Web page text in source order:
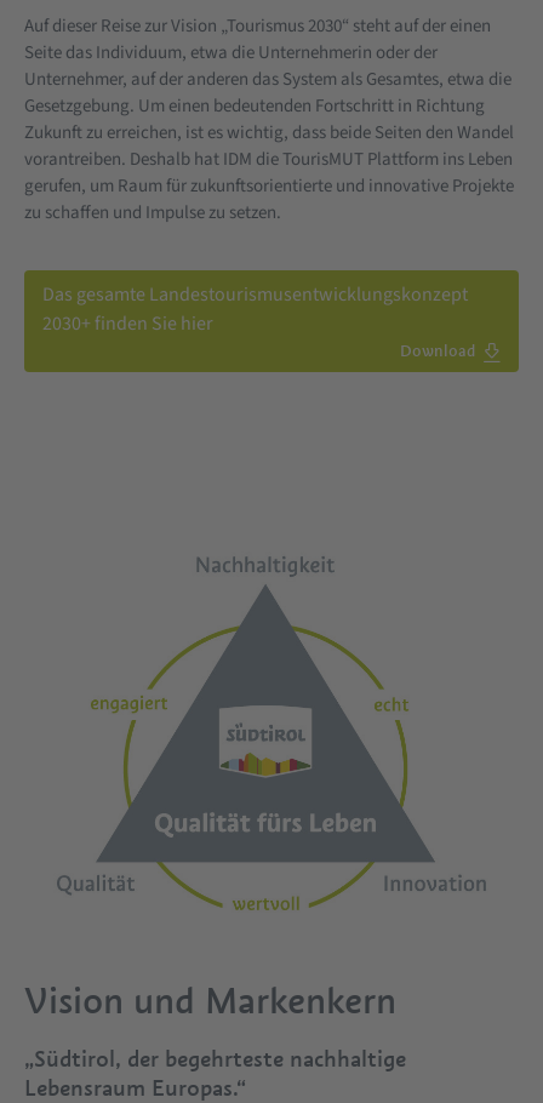
Auf dieser Reise zur Vision „Tourismus 2030“ steht auf der einen
Seite das Individuum, etwa die Unternehmerin oder der
Unternehmer, auf der anderen das System als Gesamtes, etwa die
Gesetzgebung. Um einen bedeutenden Fortschritt in Richtung
Zukunft zu erreichen, ist es wichtig, dass beide Seiten den Wandel
vorantreiben. Deshalb hat IDM die TourisMUT Plattform ins Leben
gerufen, um Raum für zukunftsorientierte und innovative Projekte
zu schaffen und Impulse zu setzen.
Das gesamte Landestourismusentwicklungskonzept
2030+ finden Sie hier
Download
Vision und Markenkern
„Südtirol, der begehrteste nachhaltige
Lebensraum Europas.“